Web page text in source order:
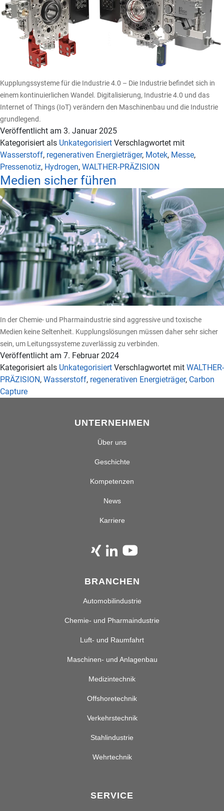
Kupplungssysteme für die Industrie 4.0 – Die Industrie befindet sich in
einem kontinuierlichen Wandel. Digitalisierung, Industrie 4.0 und das
Internet of Things (IoT) verändern den Maschinenbau und die Industrie
grundlegend.
Veröffentlicht am 3. Januar 2025
Kategorisiert als Unkategorisiert Verschlagwortet mit
Wasserstoff, regenerativen Energieträger, Motek, Messe,
Pressenotiz, Hydrogen, WALTHER-PRÄZISION
Medien sicher führen
In der Chemie- und Pharmaindustrie sind aggressive und toxische
Medien keine Seltenheit. Kupplungslösungen müssen daher sehr sicher
sein, um Leitungssysteme zuverlässig zu verbinden.
Veröffentlicht am 7. Februar 2024
Kategorisiert als Unkategorisiert Verschlagwortet mit WALTHER-
PRÄZISION, Wasserstoff, regenerativen Energieträger, Carbon
Capture
UNTERNEHMEN
Über uns
Geschichte
Kompetenzen
News
Karriere
BRANCHEN
Automobilindustrie
Chemie- und Pharmaindustrie
Luft- und Raumfahrt
Maschinen- und Anlagenbau
Medizintechnik
Offshoretechnik
Verkehrstechnik
Stahlindustrie
Wehrtechnik
SERVICE